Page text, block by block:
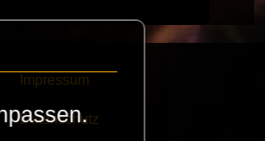
Impressum
Datenschutz